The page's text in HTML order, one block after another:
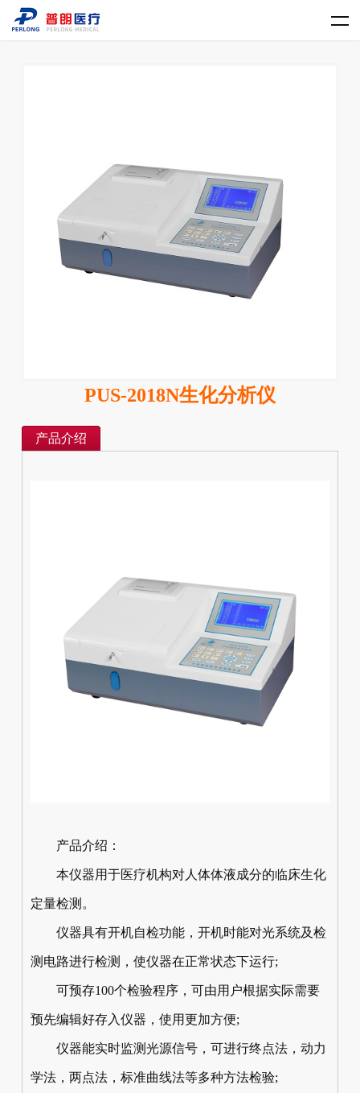
乐动官方网站
PUS-2018N生化分析仪
产品介绍
产品介绍：
本仪器用于医疗机构对人体体液成分的临床生化
定量检测。
仪器具有开机自检功能，开机时能对光系统及检
测电路进行检测，使仪器在正常状态下运行;
可预存100个检验程序，可由用户根据实际需要
预先编辑好存入仪器，使用更加方便;
仪器能实时监测光源信号，可进行终点法，动力
学法，两点法，标准曲线法等多种方法检验;